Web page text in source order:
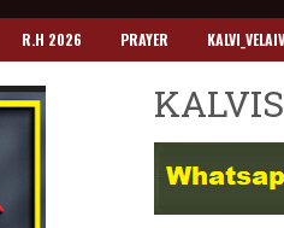
R.H 2026 PRAYER